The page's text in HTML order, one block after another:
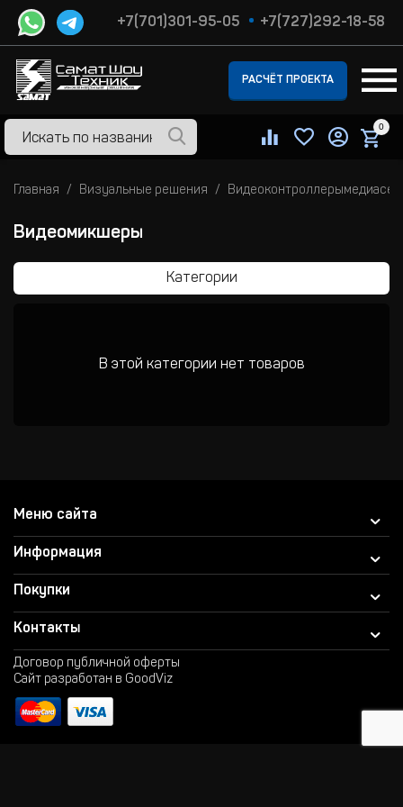
+7(701)301-95-05 +7(727)292-18-58
РАСЧЁТ ПРОЕКТА
0
Главная Визуальные решения
Видеомикшеры
Категории
В этой категории нет товаров
Меню сайта
Информация
Покупки
Контакты
Договор публичной оферты
Сайт разработан в GoodViz